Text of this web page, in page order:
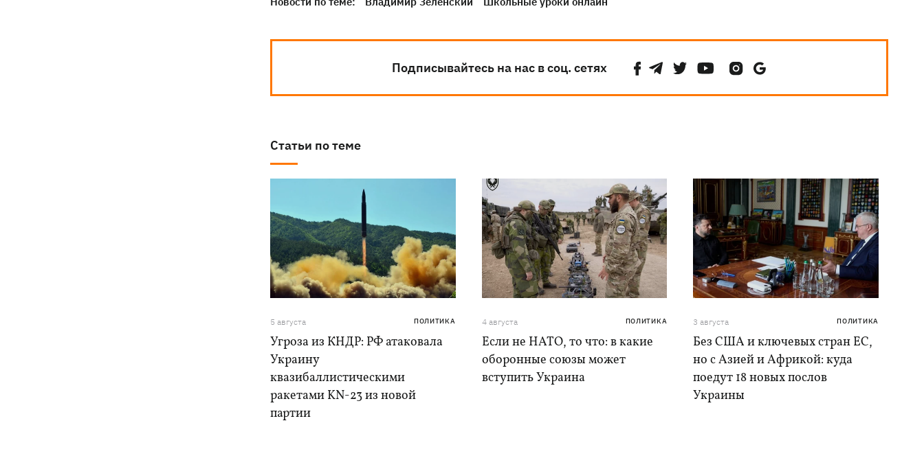
Подписывайтесь на нас в соц. сетях
Статьи по теме
5 августа ПОЛИТИКА
Угроза из КНДР: РФ атаковала
Украину
квазибаллистическими
ракетами KN-23 из новой
партии
4 августа ПОЛИТИКА
Если не НАТО, то что: в какие
оборонные союзы может
вступить Украина
3 августа ПОЛИТИКА
Без США и ключевых стран ЕС,
но с Азией и Африкой: куда
поедут 18 новых послов
Украины